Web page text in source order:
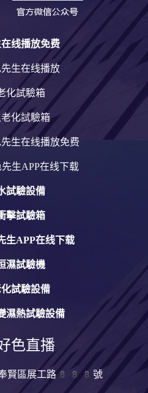
线播放免费
生在线播放
化試驗箱
化試驗箱
生在线播放免费
生APP在线下载
試驗設備
擊試驗箱
生APP在线下载
濕試驗機
試驗設備
濕熱試驗設備
色直播
奉賢區展工路888號